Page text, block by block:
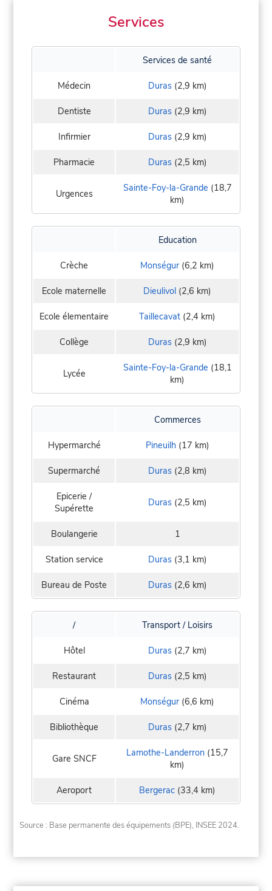
Services
Services de santé
Médecin Duras(2,9 km)
Dentiste Duras(2,9 km)
Infirmier Duras(2,9 km)
Pharmacie Duras(2,5 km)
Urgences Sainte-Foy-la-Grande (18,7
km)
Education
Crèche Monségur (6,2 km)
Ecole maternelle Dieulivol (2,6 km)
Ecole élementaire Taillecavat (2,4 km)
Collège Duras(2,9 km)
Lycée Sainte-Foy-la-Grande (18,1
km)
Commerces
Hypermarché Pineuilh(17 km)
Supermarché Duras(2,8 km)
Epicerie /
Supérette
Duras(2,5 km)
Boulangerie 1
Station service Duras(3,1 km)
Bureau de Poste Duras(2,6 km)
/ Transport / Loisirs
Hôtel Duras(2,7 km)
Restaurant Duras(2,5 km)
Cinéma Monségur (6,6 km)
Bibliothèque Duras(2,7 km)
Gare SNCF Lamothe-Landerron (15,7
km)
Aeroport Bergerac (33,4 km)
Source : Base permanente des équipements (BPE), INSEE 2024.